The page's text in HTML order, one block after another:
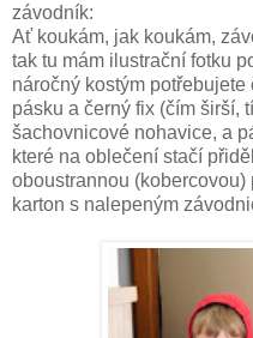
závodník:
Ať koukám, jak koukám,
tak tu mám ilustrační fotku
náročný kostým
pásku a černý fix (čím širší,
šachovnicové nohavice, a
které na oblečení stačí
oboustrannou (kobercovou)
karton s nalepeným